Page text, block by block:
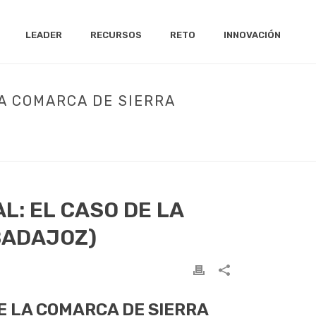
LEADER RECURSOS RETO INNOVACIÓN
COMARCA DE SIERRA
EL CASO DE LA
LA COMARCA DE SIERRA